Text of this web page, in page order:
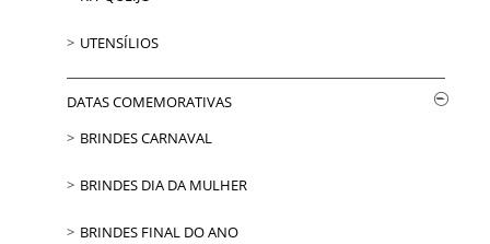
UTENSÍLIOS
DATAS COMEMORATIVAS
BRINDES CARNAVAL
BRINDES DIA DA MULHER
BRINDES FINAL DO ANO